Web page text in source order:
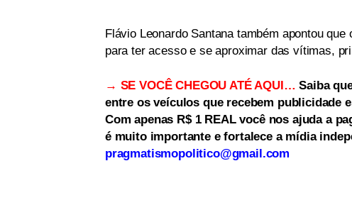
Flávio Leonardo Santana também apontou
para ter acesso e se aproximar das vítimas,
→ SE VOCÊ CHEGOU ATÉ AQUI… Saiba
entre os veículos que recebem publicidade
Com apenas R$ 1 REAL você nos ajuda a
é muito importante e fortalece a mídia
pragmatismopolitico@gmail.com